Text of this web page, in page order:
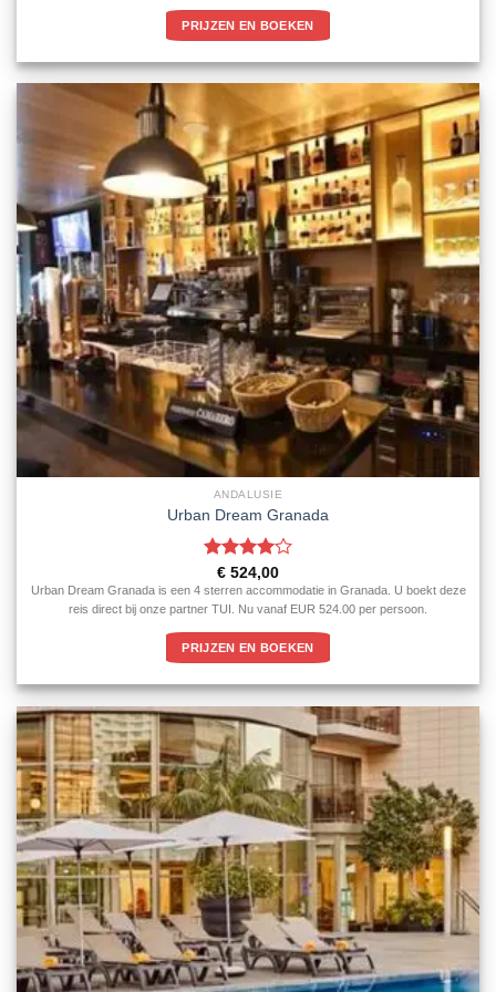
PRIJZEN EN BOEKEN
ANDALUSIE
Urban Dream Granada
Gewaardeerd
4uit 5
€ 524,00
Urban Dream Granada is een 4 sterren accommodatie in Granada. U boekt deze
reis direct bij onze partner TUI. Nu vanaf EUR 524.00 per persoon.
PRIJZEN EN BOEKEN